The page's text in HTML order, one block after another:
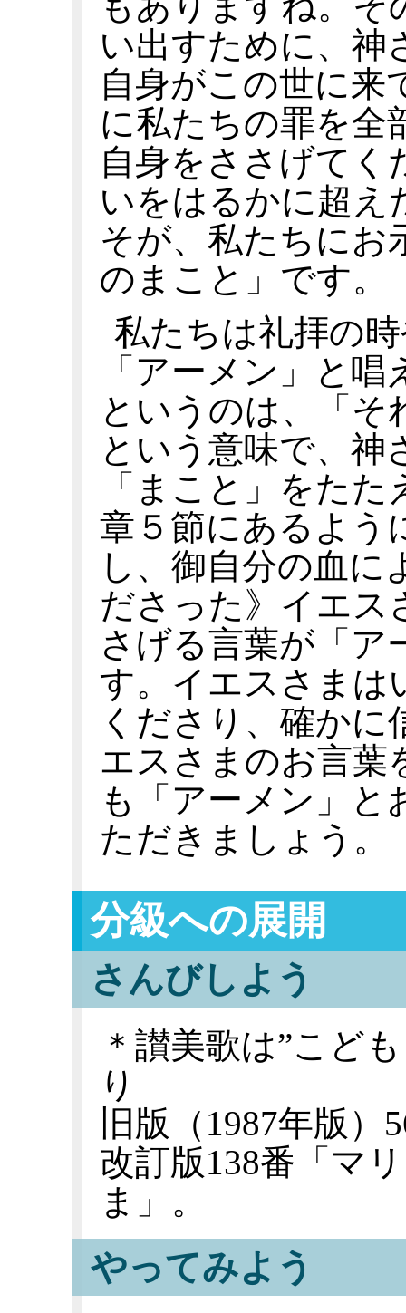
い出すために、神
自身がこの世に来
に私たちの罪を全
自身をささげてく
いをはるかに超え
そが、私たちにお
のまこと」です。
私たちは礼拝の
「アーメン」と
というのは、「そ
という意味で、神
「まこと」をた
章５節にあるよう
し、御自分の血に
ださった》イエス
さげる言葉が「ア
す。イエスさまは
くださり、確か
エスさまのお言葉
も「アーメン」と
ただきましょう。
分級への展開
さんびしよう
＊讃美歌は”こど
り
旧版（1987年版
改訂版138番「マ
ま」。
やってみよう